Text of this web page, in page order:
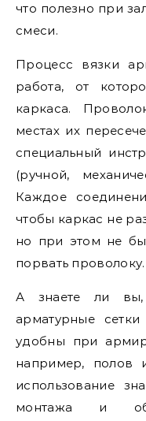
что полезно при
смеси.
Процесс вязки
работа, от
каркаса.
местах их
специальный
(ручной,
Каждое
чтобы каркас не
но при этом не
порвать проволоку.
А знаете ли вы,
арматурные
удобны при
например, полов
использование
монтажа и